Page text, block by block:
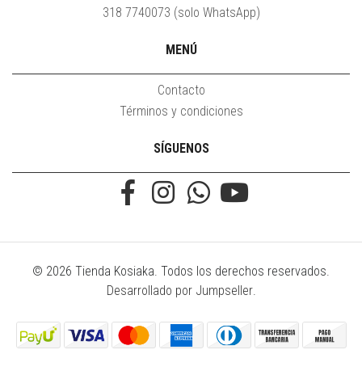
318 7740073 (solo WhatsApp)
MENÚ
Contacto
Términos y condiciones
SÍGUENOS
© 2026 Tienda Kosiaka. Todos los derechos reservados.
Desarrollado por Jumpseller.